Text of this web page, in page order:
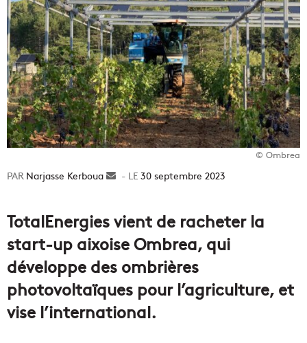
© Ombrea
Narjasse Kerboua
Envoyer30 septembre 2023
TotalEnergies vient de racheter la
start-up aixoise Ombrea, qui
développe des ombrières
photovoltaïques pour l’agriculture, et
vise l’international.